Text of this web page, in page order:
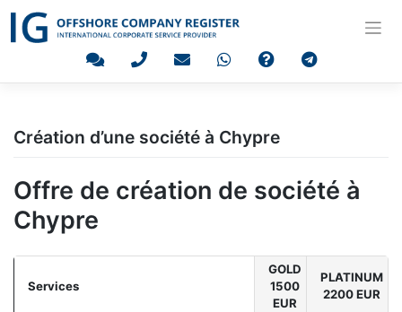
content
Création d’une société à Chypre
Offre de création de société à
Chypre
Services
GOLD
1500
EUR
PLATINUM
2200 EUR